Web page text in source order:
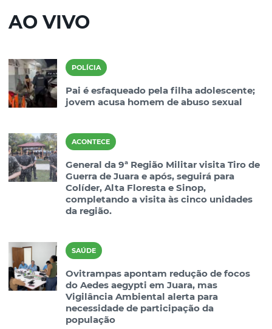
AO VIVO
POLÍCIA
Pai é esfaqueado pela filha adolescente;
jovem acusa homem de abuso sexual
ACONTECE
General da 9ª Região Militar visita Tiro de
Guerra de Juara e após, seguirá para
Colíder, Alta Floresta e Sinop,
completando a visita às cinco unidades
da região.
SAÚDE
Ovitrampas apontam redução de focos
do Aedes aegypti em Juara, mas
Vigilância Ambiental alerta para
necessidade de participação da
população